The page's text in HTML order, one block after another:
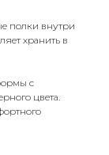
полки внутри
хранить в
с
цвета.